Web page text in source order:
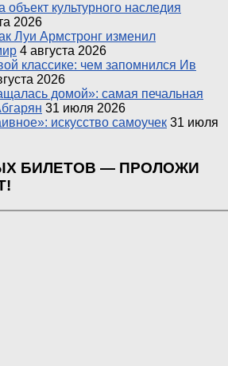
объект культурного наследия
2026
Луи Армстронг изменил
4 августа 2026
классике: чем запомнился Ив
2026
домой»: самая печальная
31 июля 2026
искусство самоучек 31 июля
БИЛЕТОВ — ПРОЛОЖИ